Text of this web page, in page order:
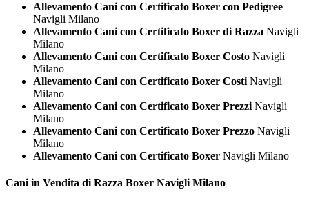
Allevamento Cani con Certificato Boxer con Pedigree
Navigli Milano
Allevamento Cani con Certificato Boxer di Razza Navigli
Milano
Allevamento Cani con Certificato Boxer Costo Navigli
Milano
Allevamento Cani con Certificato Boxer Costi Navigli
Milano
Allevamento Cani con Certificato Boxer Prezzi Navigli
Milano
Allevamento Cani con Certificato Boxer Prezzo Navigli
Milano
Allevamento Cani con Certificato Boxer Navigli Milano
Cani in Vendita di Razza Boxer Navigli Milano